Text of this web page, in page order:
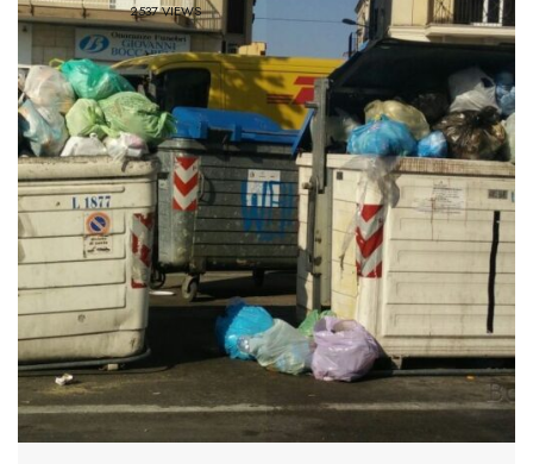
2537 VIEWS